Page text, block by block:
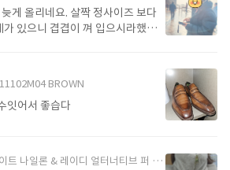
게 올리네요. 살짝 정사이즈 보다
있으니 겹겹이 껴 입으시라했어
BROWN
잇어서 좋습다
디 얼터너티브 퍼 케이프 PI002017D 12017Z 1985Chatilly Beige